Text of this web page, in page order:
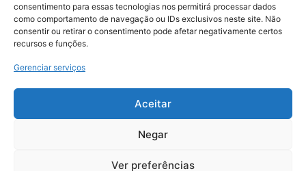
consentimento para essas tecnologias nos permitirá processar dados
como comportamento de navegação ou IDs exclusivos neste site. Não
consentir ou retirar o consentimento pode afetar negativamente certos
recursos e funções.
Gerenciar serviços
Aceitar
Negar
Ver preferências
© 2026, Todos os direitos reservados | Desenvolvido por:
Digital Business| Hospedado por:NP Publicidade
Fale Conosco
Sobre Nós
Política de Segurança e Privacidade
Facebook
YouTubeInstagram